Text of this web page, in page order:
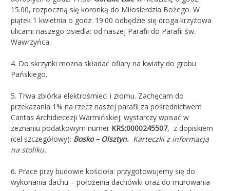
15.00, rozpoczną się koronką do Miłosierdzia Bożego. W
piątek 1 kwietnia o godz. 19.00 odbędzie się droga krzyżowa
ulicami naszego osiedla: od naszej Parafii do Parafii św.
Wawrzyńca.
4. Do skrzynki można składać ofiary na kwiaty do grobu
Pańskiego.
5. Trwa zbiórka elektrośmieci i złomu. Zachęcam do
przekazania 1% na rzecz naszej parafii za pośrednictwem
Caritas Archidiecezji Warmińskiej: wystarczy wpisać w
zeznaniu podatkowym numer KRS:0000245507, z dopiskiem
(cel szczegółowy): Bosko – Olsztyn. Karteczki z informacją
na stoliku.
6. Prace przy budowie kościoła: przygotowujemy się do
wykonania dachu – położenia dachówki oraz do murowania